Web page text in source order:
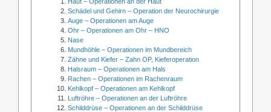
Schädel und Gehirn – Operation der Neurochirurgie
Auge – Operationen am Auge
Ohr – Operationen am Ohr – HNO
Nase
Mundhöhle – Operationen im Mundbereich
Zähne und Kiefer – Zahn OP, Kieferoperation
Halsraum – Operationen am Hals
Rachen – Operationen im Rachenraum
Kehlkopf – Operationen am Kehlkopf
Luftröhre – Operationen an der Luftröhre
Schilddrüse – Operationen an der Schilddrüse